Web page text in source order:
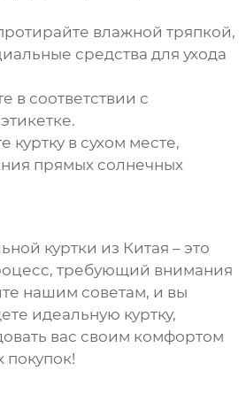
влажной тряпкой,
средства для ухода
в соответствии с
куртку в сухом месте,
прямых солнечных
куртки из Китая – это
требующий внимания
нашим советам, и вы
идеальную куртку,
вас своим комфортом
покупок!